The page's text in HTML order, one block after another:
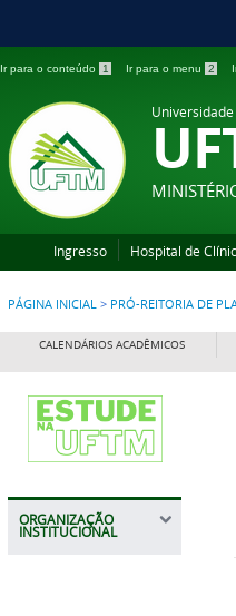
Ir para o conteúdo 1 Ir para o menu 2
Ingresso Hospital de
PÁGINA INICIAL > PRÓ-REITORIA DE
CALENDÁRIOS ACADÊMICOS
ORGANIZAÇÃO
INSTITUCIONAL